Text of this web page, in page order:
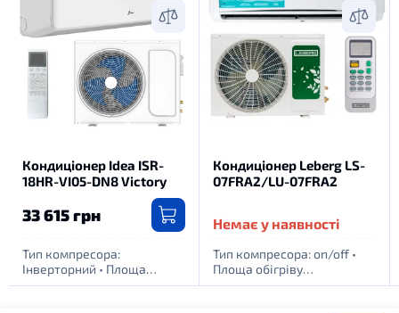
Кондиціонер Idea ISR-
18HR-VI05-DN8 Victory
33 615 грн
Тип компресора:
Інверторний • Площа
обігріву приміщення, м. кв:
Кондиціонер Leberg LS-
07FRA2/LU-07FRA2
Немає у наявності
Тип компресора: on/off •
Площа обігріву
приміщення, м. кв: 20•